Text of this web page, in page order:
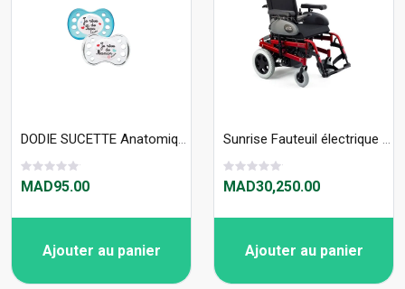
DODIE SUCETTE Anatomique SILICONE A36 +6M DUO NUIT JE RÊVE
MAD95.00
Ajouter au panier
Sunrise Fauteuil électrique RUMBA - SA80
MAD30,250.00
Ajouter au panier